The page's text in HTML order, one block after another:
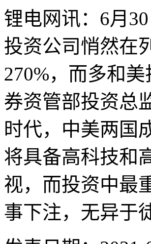
锂电网讯：6月
投资公司悄然在
270%，而多和
券资管部投资总
时代，中美两国
将具备高科技和
视，而投资中最
事下注，无异于